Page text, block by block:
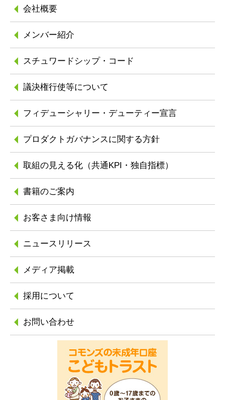
会社概要
メンバー紹介
スチュワードシップ・コード
議決権行使等について
フィデューシャリー ・デューティー宣言
プロダクトガバナンスに関する方針
取組の見える化 （共通KPI・独自指標）
書籍のご案内
お客さま向け情報
ニュースリリース
メディア掲載
採用について
お問い合わせ